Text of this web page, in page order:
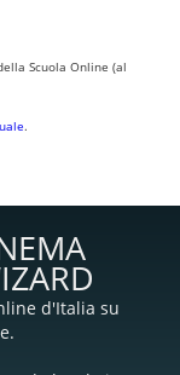
Scuola Online (al
.
d'Italia su